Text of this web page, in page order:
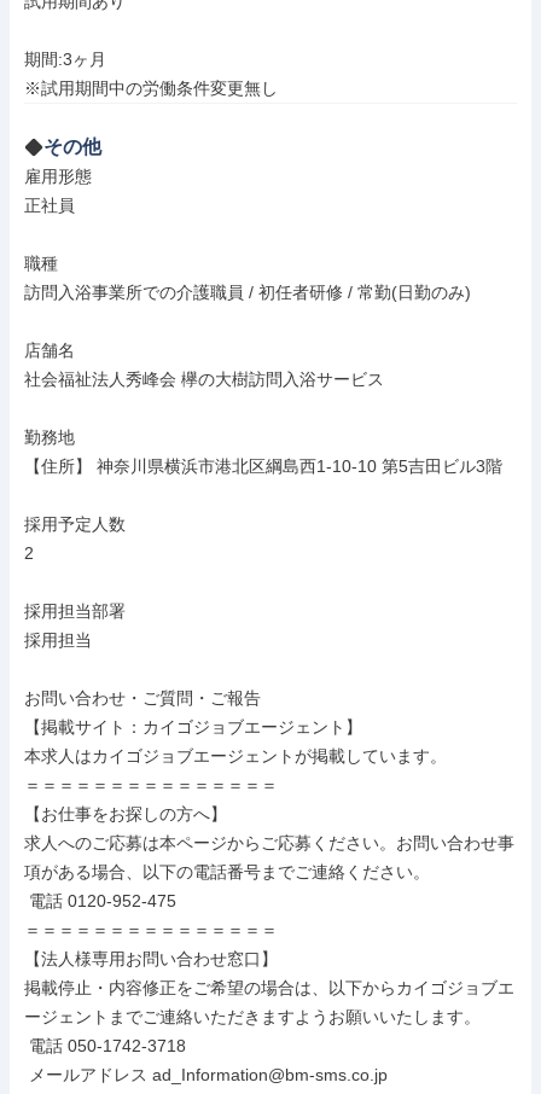
期間:3ヶ月
※試用期間中の労働条件変更無し
その他
雇用形態
正社員
職種
訪問入浴事業所での介護職員 / 初任者研修 / 常勤(日勤のみ)
店舗名
社会福祉法人秀峰会 欅の大樹訪問入浴サービス
勤務地
【住所】 神奈川県横浜市港北区綱島西1-10-10 第5吉田ビル3階
採用予定人数
2
採用担当部署
採用担当
お問い合わせ・ご質問・ご報告
【掲載サイト：カイゴジョブエージェント】
本求人はカイゴジョブエージェントが掲載しています。
＝＝＝＝＝＝＝＝＝＝＝＝＝＝＝
【お仕事をお探しの方へ】
求人へのご応募は本ページからご応募ください。お問い合わせ事
項がある場合、以下の電話番号までご連絡ください。
＝＝＝＝＝＝＝＝＝＝＝＝＝＝＝
【法人様専用お問い合わせ窓口】
掲載停止・内容修正をご希望の場合は、以下からカイゴジョブエ
ージェントまでご連絡いただきますようお願いいたします。